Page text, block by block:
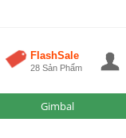
FlashSale
28 Sản Phẩm
Gimbal